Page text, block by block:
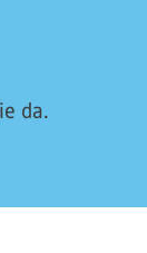
da.